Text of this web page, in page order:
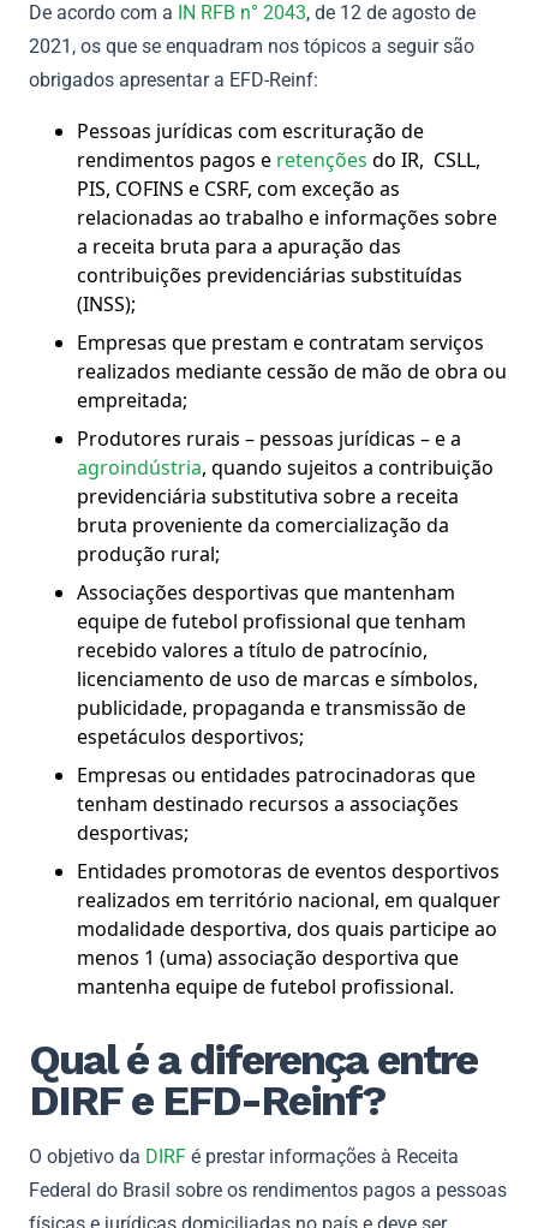
De acordo com a IN RFB n° 2043, de 12 de agosto de
2021, os que se enquadram nos tópicos a seguir são
obrigados apresentar a EFD-Reinf:
Pessoas jurídicas com escrituração de
rendimentos pagos e retenções do IR, CSLL,
PIS, COFINS e CSRF, com exceção as
relacionadas ao trabalho e informações sobre
a receita bruta para a apuração das
contribuições previdenciárias substituídas
(INSS);
Empresas que prestam e contratam serviços
realizados mediante cessão de mão de obra ou
empreitada;
Produtores rurais – pessoas jurídicas – e a
agroindústria, quando sujeitos a contribuição
previdenciária substitutiva sobre a receita
bruta proveniente da comercialização da
produção rural;
Associações desportivas que mantenham
equipe de futebol profissional que tenham
recebido valores a título de patrocínio,
licenciamento de uso de marcas e símbolos,
publicidade, propaganda e transmissão de
espetáculos desportivos;
Empresas ou entidades patrocinadoras que
tenham destinado recursos a associações
desportivas;
Entidades promotoras de eventos desportivos
realizados em território nacional, em qualquer
modalidade desportiva, dos quais participe ao
menos 1 (uma) associação desportiva que
mantenha equipe de futebol profissional.
Qual é a diferença entre
DIRF e EFD-Reinf?
O objetivo da DIRF é prestar informações à Receita
Federal do Brasil sobre os rendimentos pagos a pessoas